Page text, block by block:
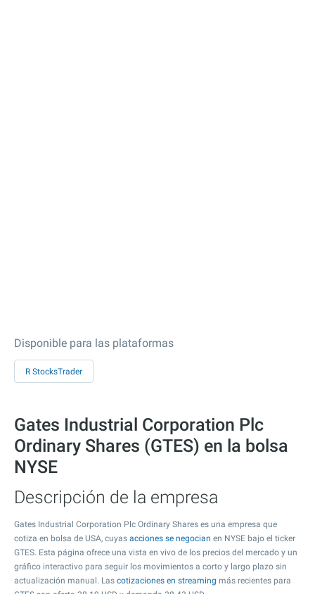
Disponible para las plataformas
R StocksTrader
Gates Industrial Corporation Plc
Ordinary Shares (GTES) en la bolsa
NYSE
Descripción de la empresa
Gates Industrial Corporation Plc Ordinary Shares es una empresa que
cotiza en bolsa de USA, cuyas acciones se negocian en NYSE bajo el ticker
GTES. Esta página ofrece una vista en vivo de los precios del mercado y un
gráfico interactivo para seguir los movimientos a corto y largo plazo sin
actualización manual. Las cotizaciones en streaming más recientes para